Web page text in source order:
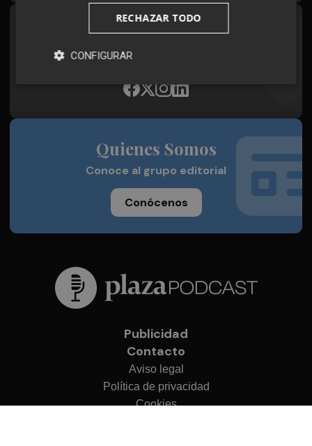
Síguenos en redes
Plaza Podcast, desde cualquier medio
Quienes Somos
Conoce al grupo editorial
Conócenos
Publicidad
Contacto
Aviso legal
Política de privacidad
Cookies
RECHAZAR TODO
CONFIGURAR